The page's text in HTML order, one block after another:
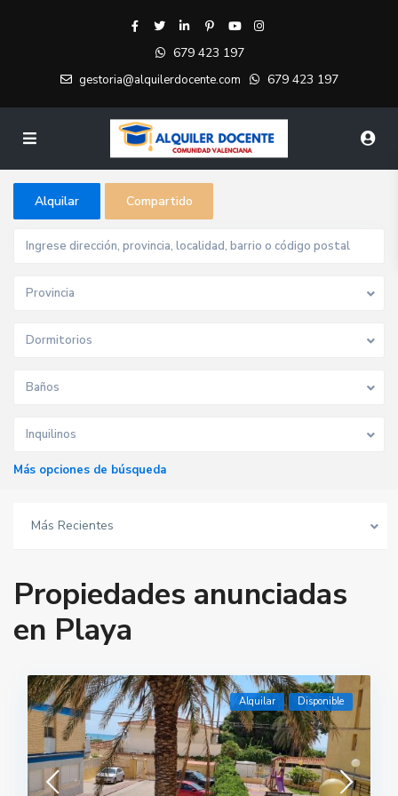
679 423 197
gestoria@alquilerdocente.com 679 423 197
Alquilar Compartido
Provincia
Dormitorios
Baños
Inquilinos
Más opciones de búsqueda
Más Recientes
Propiedades anunciadas
en Playa
Alquilar Disponible